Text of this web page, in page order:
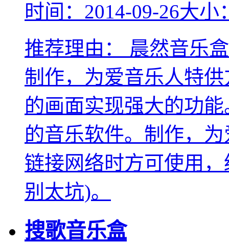
时间：2014-09-26大小
推荐理由：
晨然音乐
制作，为爱音乐人特
的画面实现强大的功
的音乐软件。制作，
链接网络时方可使用
别太坑)。
搜歌音乐盒